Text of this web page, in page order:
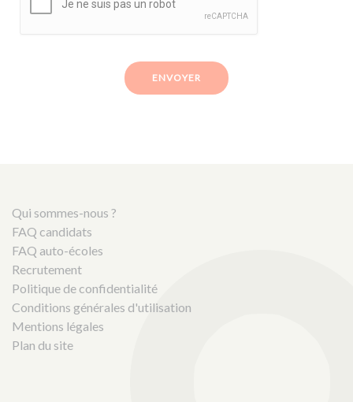
ENVOYER
Qui sommes-nous ?
FAQ candidats
FAQ auto-écoles
Recrutement
Politique de confidentialité
Conditions générales d'utilisation
Mentions légales
Plan du site